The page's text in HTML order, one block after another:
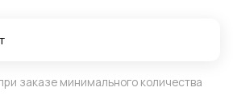
заказе минимального количества